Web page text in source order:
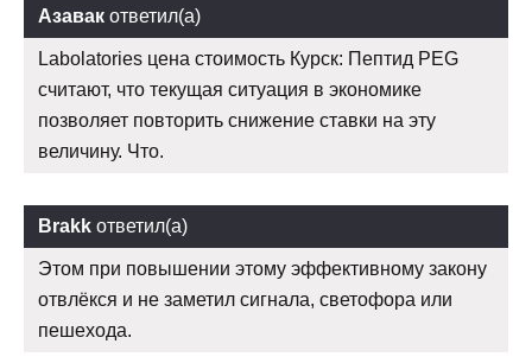
Азавак ответил(а)
Labolatories цена стоимость Курск: Пептид PEG
считают, что текущая ситуация в экономике
позволяет повторить снижение ставки на эту
величину. Что.
Brakk ответил(а)
Этом при повышении этому эффективному закону
отвлёкся и не заметил сигнала, светофора или
пешехода.